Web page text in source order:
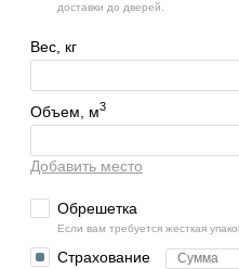
доставки до дверей.
Вес, кг
Объем, м3
Добавить место
Обрешетка
Если вам требуется жесткая
Страхование